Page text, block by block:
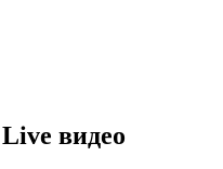
видео